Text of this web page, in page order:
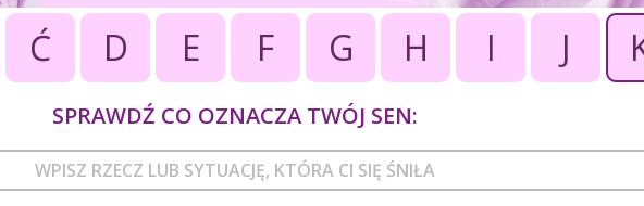
Ć D E F G H I J
SPRAWDŹ CO OZNACZA TWÓJ SEN: